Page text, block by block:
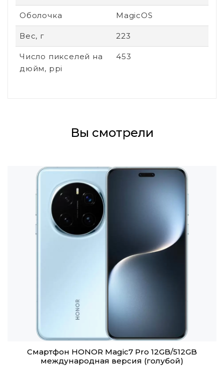
Оболочка MagicOS
Вес, г 223
Число пикселей на
дюйм, ppi
453
Вы смотрели
Смартфон HONOR Magic7 Pro 12GB/512GB
международная версия (голубой)